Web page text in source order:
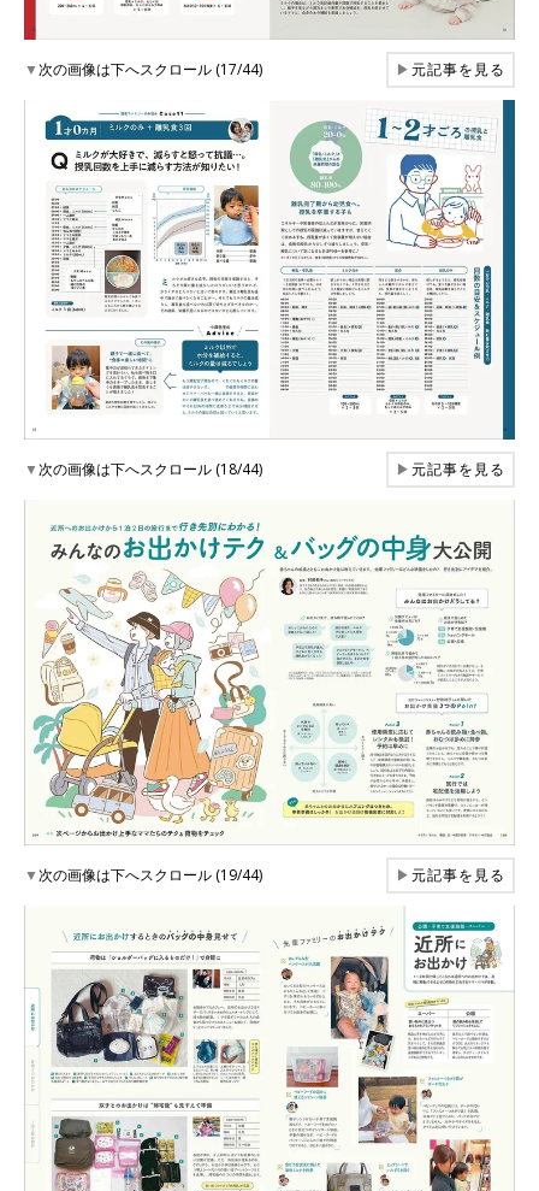
▼次の画像は下へスクロール (17/44) ▶元記事を見る
▼次の画像は下へスクロール (18/44) ▶元記事を見る
▼次の画像は下へスクロール (19/44) ▶元記事を見る